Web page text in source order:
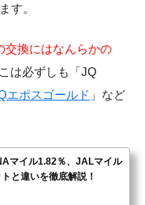
す。
交換にはなんらかの
は必ずしも「JQ
エポスゴールド 」など
マイル1.82％、JALマイル
と違いを徹底解説！